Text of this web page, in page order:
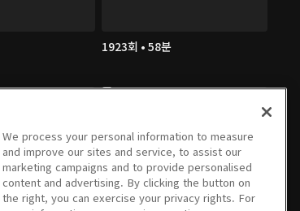
1923회 • 58분
1917회 • 1시간
We process your personal information to measure
and improve our sites and service, to assist our
marketing campaigns and to provide personalised
content and advertising. By clicking the button on
the right, you can exercise your privacy rights. For